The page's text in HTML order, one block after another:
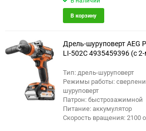
В корзину
Дрель-шуруповерт AEG
LI-502C 4935459396 (с
Тип: дрель-шуруповерт
Режимы работы:
шуруповерт
Патрон: быстрозажимной
Питание: аккумулятор
Скорость вращения: 2100